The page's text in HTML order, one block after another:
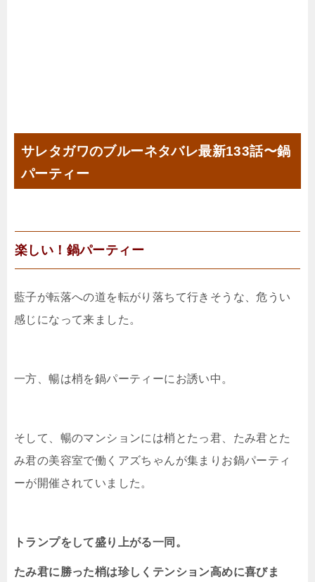
サレタガワのブルーネタバレ最新133話〜鍋
パーティー
楽しい！鍋パーティー
藍子が転落への道を転がり落ちて行きそうな、危うい
感じになって来ました。
一方、暢は梢を鍋パーティーにお誘い中。
そして、暢のマンションには梢とたっ君、たみ君とた
み君の美容室で働くアズちゃんが集まりお鍋パーティ
ーが開催されていました。
トランプをして盛り上がる一同。
たみ君に勝った梢は珍しくテンション高めに喜びま